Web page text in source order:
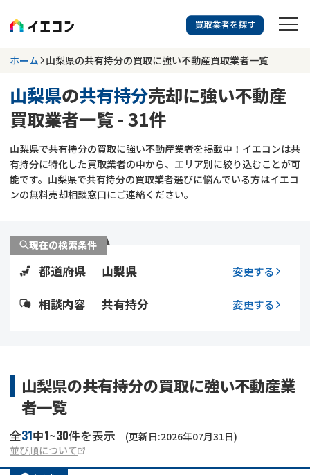
訳あり物件に強い業者を探す
山梨県 共有持分
更新日 :2026年07月31日
業者を探す
空き家
再建築不可
ゴミ屋敷
リースバック
不動産コラム
不動産売却
訳あり不動産
土地売却
借地 不動産リースバック
ホーム 山梨県の共有持分の買取に強い不動産買取業者一覧
山梨県の共有持分売却に強い不動産
買取業者一覧 - 31件
山梨県で共有持分の買取に強い不動産業者を掲載中！イエコンは共
有持分に特化した買取業者の中から、エリア別に絞り込むことが可
能です。山梨県で共有持分の買取業者選びに悩んでいる方はイエコ
ンの無料売却相談窓口にご連絡ください。
現在の検索条件
都道府県 山梨県 変更する
相談内容 共有持分 変更する
山梨県の共有持分の買取に強い不動産業
者一覧
全31中1~30件を表示
(更新日:2026年07月31日)
並び順について